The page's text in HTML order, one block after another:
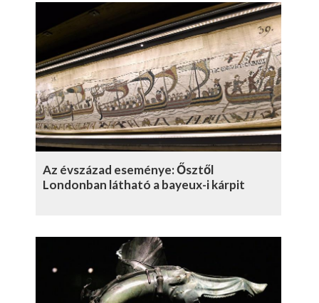
Az évszázad eseménye: Ősztől
Londonban látható a bayeux-i kárpit